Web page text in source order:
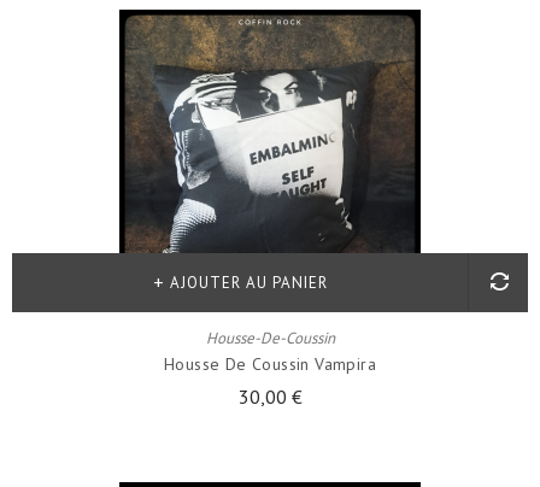
Housse-De-Coussin
Housse De Coussin Vampira
30,00 €
AJOUTER AU PANIER